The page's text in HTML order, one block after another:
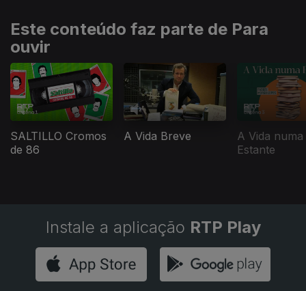
Este conteúdo faz parte de Para
ouvir
SALTILLO Cromos
de 86
A Vida Breve
A Vida numa
Estante
Instale a aplicação RTP Play